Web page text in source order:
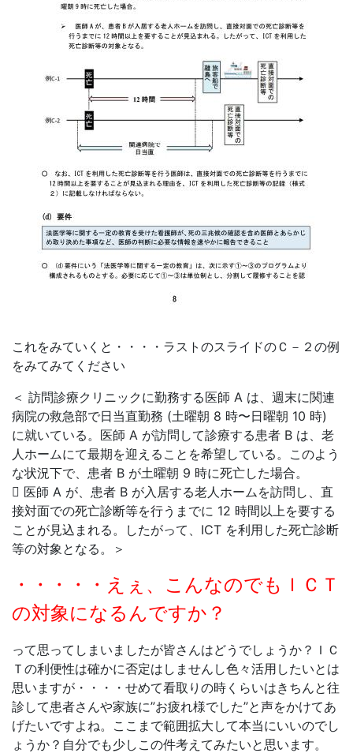
これをみていくと・・・・ラストのスライドのＣ－２の例
をみてみてください
＜ 訪問診療クリニックに勤務する医師 A は、週末に関連
病院の救急部で日当直勤務 (土曜朝 8 時〜日曜朝 10 時)
に就いている。医師 A が訪問して診療する患者 B は、老
人ホームにて最期を迎えることを希望している。このよう
な状況下で、患者 B が土曜朝 9 時に死亡した場合。
 医師 A が、患者 B が入居する老人ホームを訪問し、直
接対面での死亡診断等を行うまでに 12 時間以上を要する
ことが見込まれる。したがって、ICT を利用した死亡診断
等の対象となる。＞
・・・・・えぇ、こんなのでもＩＣＴ
の対象になるんですか？
って思ってしまいましたが皆さんはどうでしょうか？ＩＣ
Ｔの利便性は確かに否定はしませんし色々活用したいとは
思いますが・・・・せめて看取りの時くらいはきちんと往
診して患者さんや家族に”お疲れ様でした”と声をかけてあ
げたいですよね。ここまで範囲拡大して本当にいいのでし
ょうか？自分でも少しこの件考えてみたいと思います。